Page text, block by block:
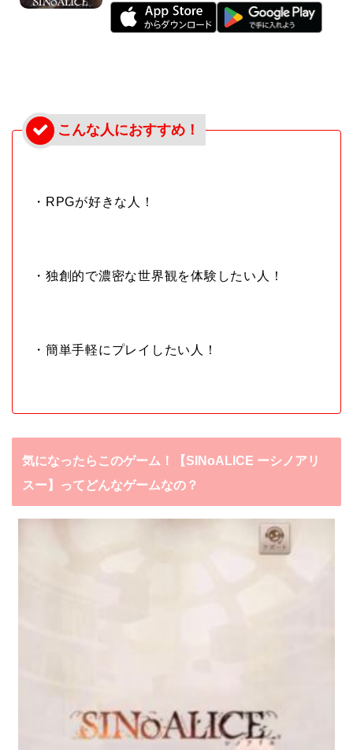
・RPGが好きな人！
・独創的で濃密な世界観を体験したい人！
・簡単手軽にプレイしたい人！
気になったらこのゲーム！【SINoALICE ーシノアリ
スー】ってどんなゲームなの？